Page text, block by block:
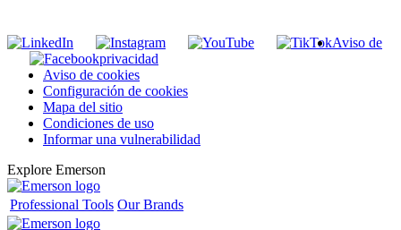
Aviso de
privacidad
Aviso de cookies
Configuración de cookies
Mapa del sitio
Condiciones de uso
Informar una vulnerabilidad
Explore Emerson
Professional Tools Our Brands